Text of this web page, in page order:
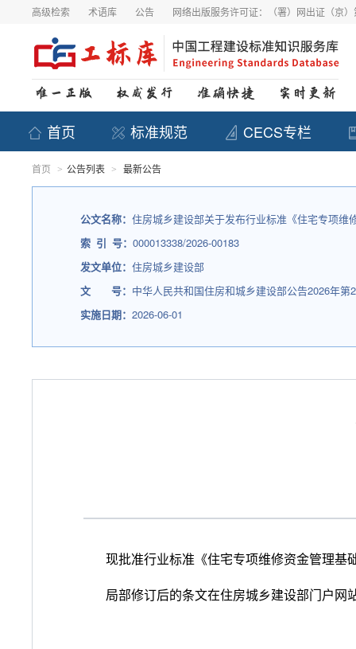
高级检索 术语库 公告 网络出版服务许可证：（署）网出证（京
首页 标准规范 CECS专栏
首页 > 公告列表 > 最新公告
公文名称： 住房城乡建设部关于发布行业标准《住宅专项
索 引 号： 000013338/2026-00183
发文单位： 住房城乡建设部
文 号： 中华人民共和国住房和城乡建设部公告2026年第
实施日期： 2026-06-01
现批准行业标准《住宅专项维修资金管理
局部修订后的条文在住房城乡建设部门户